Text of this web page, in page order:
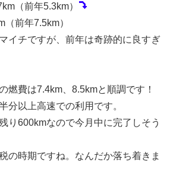
（前年5.3km）
前年7.5km）
イチですが、前年は奇跡的に良すぎ
燃費は7.4km、8.5kmと順調です！
分以上高速での利用です。
り600kmなので今月中に完了しそう
の時期ですね。なんだか落ち着きま